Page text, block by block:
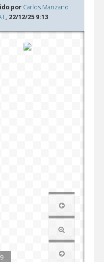
por Carlos Manzano
, 22/12/25 9:13